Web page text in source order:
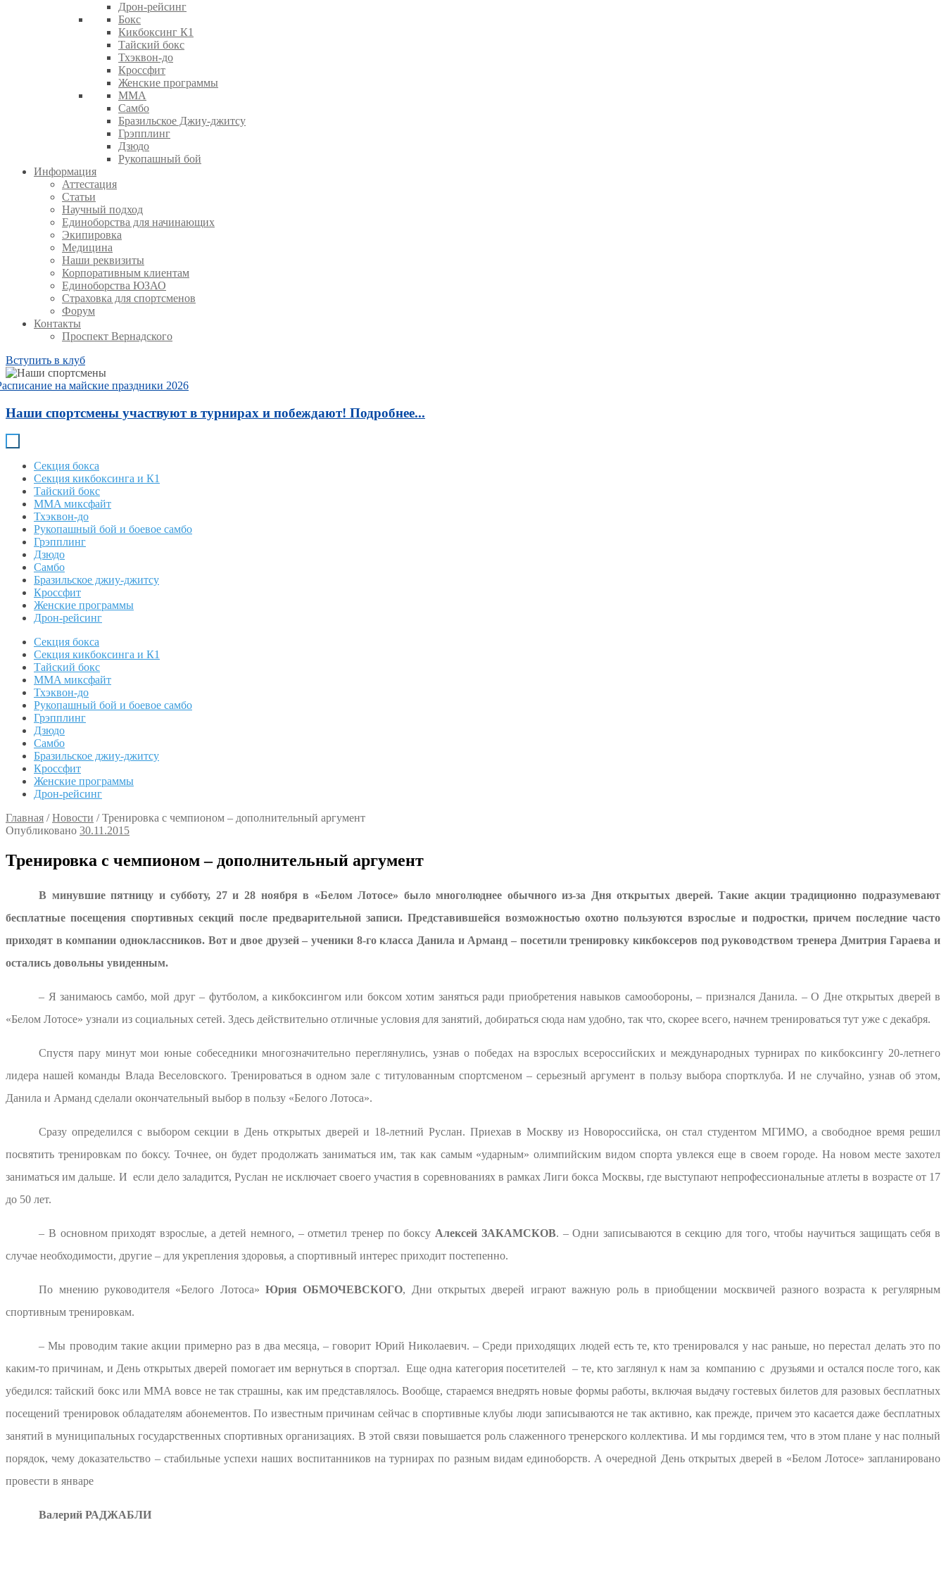
Дрон-рейсинг
Бокс
Кикбоксинг К1
Тайский бокс
Тхэквон-до
Кроссфит
Женские программы
ММА
Самбо
Бразильское Джиу-джитсу
Грэпплинг
Дзюдо
Рукопашный бой
Информация
Аттестация
Статьи
Научный подход
Единоборства для начинающих
Экипировка
Медицина
Наши реквизиты
Корпоративным клиентам
Единоборства ЮЗАО
Страховка для спортсменов
Форум
Контакты
Проспект Вернадского
Вступить в клуб
на майские праздники 2026
Наши спортсмены участвуют в турнирах и побеждают! Подробнее...
Секция бокса
Секция кикбоксинга и К1
Тайский бокс
MMA миксфайт
Тхэквон-до
Рукопашный бой и боевое самбо
Грэпплинг
Дзюдо
Самбо
Бразильское джиу-джитсу
Кроссфит
Женские программы
Дрон-рейсинг
Секция бокса
Секция кикбоксинга и К1
Тайский бокс
MMA миксфайт
Тхэквон-до
Рукопашный бой и боевое самбо
Грэпплинг
Дзюдо
Самбо
Бразильское джиу-джитсу
Кроссфит
Женские программы
Дрон-рейсинг
Главная /Новости /Тренировка с чемпионом – дополнительный аргумент
Опубликовано 30.11.2015
Тренировка с чемпионом – дополнительный аргумент
В минувшие пятницу и субботу, 27 и 28 ноября в «Белом Лотосе» было многолюднее обычного из-за Дня открытых дверей. Такие акции традиционно подразумевают
бесплатные посещения спортивных секций после предварительной записи. Представившейся возможностью охотно пользуются взрослые и подростки, причем последние часто
приходят в компании одноклассников. Вот и двое друзей – ученики 8-го класса Данила и Арманд – посетили тренировку кикбоксеров под руководством тренера Дмитрия Гараева и
остались довольны увиденным.
– Я занимаюсь самбо, мой друг – футболом, а кикбоксингом или боксом хотим заняться ради приобретения навыков самообороны, – признался Данила. – О Дне открытых дверей в
«Белом Лотосе» узнали из социальных сетей. Здесь действительно отличные условия для занятий, добираться сюда нам удобно, так что, скорее всего, начнем тренироваться тут уже с декабря.
Спустя пару минут мои юные собеседники многозначительно переглянулись, узнав о победах на взрослых всероссийских и международных турнирах по кикбоксингу 20-летнего
лидера нашей команды Влада Веселовского. Тренироваться в одном зале с титулованным спортсменом – серьезный аргумент в пользу выбора спортклуба. И не случайно, узнав об этом,
Данила и Арманд сделали окончательный выбор в пользу «Белого Лотоса».
Сразу определился с выбором секции в День открытых дверей и 18-летний Руслан. Приехав в Москву из Новороссийска, он стал студентом МГИМО, а свободное время решил
посвятить тренировкам по боксу. Точнее, он будет продолжать заниматься им, так как самым «ударным» олимпийским видом спорта увлекся еще в своем городе. На новом месте захотел
заниматься им дальше. И если дело заладится, Руслан не исключает своего участия в соревнованиях в рамках Лиги бокса Москвы, где выступают непрофессиональные атлеты в возрасте от 17
до 50 лет.
– В основном приходят взрослые, а детей немного, – отметил тренер по боксу Алексей ЗАКАМСКОВ. – Одни записываются в секцию для того, чтобы научиться защищать себя в
случае необходимости, другие – для укрепления здоровья, а спортивный интерес приходит постепенно.
По мнению руководителя «Белого Лотоса»Юрия ОБМОЧЕВСКОГО, Дни открытых дверей играют важную роль в приобщении москвичей разного возраста к регулярным
спортивным тренировкам.
– Мы проводим такие акции примерно раз в два месяца, – говорит Юрий Николаевич. – Среди приходящих людей есть те, кто тренировался у нас раньше, но перестал делать это по
каким-то причинам, и День открытых дверей помогает им вернуться в спортзал. Еще одна категория посетителей – те, кто заглянул к нам за компанию с друзьями и остался после того, как
убедился: тайский бокс или ММА вовсе не так страшны, как им представлялось. Вообще, стараемся внедрять новые формы работы, включая выдачу гостевых билетов для разовых бесплатных
посещений тренировок обладателям абонементов. По известным причинам сейчас в спортивные клубы люди записываются не так активно, как прежде, причем это касается даже бесплатных
занятий в муниципальных государственных спортивных организациях. В этой связи повышается роль слаженного тренерского коллектива. И мы гордимся тем, что в этом плане у нас полный
порядок, чему доказательство – стабильные успехи наших воспитанников на турнирах по разным видам единоборств. А очередной День открытых дверей в «Белом Лотосе» запланировано
провести в январе
Валерий РАДЖАБЛИ